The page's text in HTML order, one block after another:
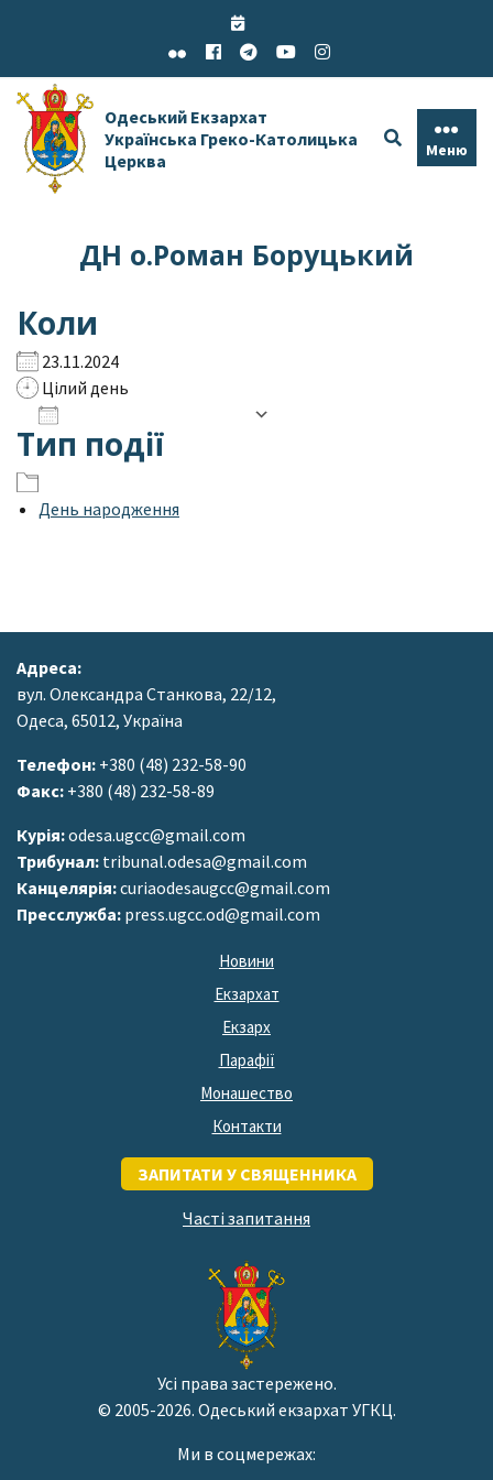
Одеський Екзархат
Українська Греко-Католицька
Церква
Меню
ДН о.Роман Боруцький
Коли
23.11.2024
Цілий день
Завантаження ICS
Тип події
День народження
Адреса:
вул. Олександра Станкова, 22/12,
Одеса, 65012, Україна
Телефон: +380 (48) 232-58-90
Факс: +380 (48) 232-58-89
Курія:odesa.ugcc@gmail.com
Трибунал: tribunal.odesa@gmail.com
Канцелярія:curiaodesaugcc@gmail.com
Пресслужба: press.ugcc.od@gmail.com
Новини
Екзархат
Екзарх
Парафії
Монашество
Контакти
ЗАПИТАТИ У СВЯЩЕННИКА
Часті запитання
Усі права застережено.
© 2005-2026. Одеський екзархат УГКЦ.
Ми в соцмережах: